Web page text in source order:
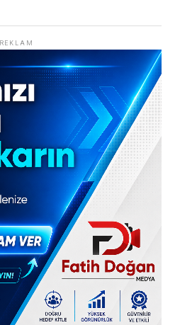
REKLAM